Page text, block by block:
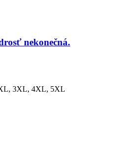
nekonečná.
3XL, 4XL, 5XL